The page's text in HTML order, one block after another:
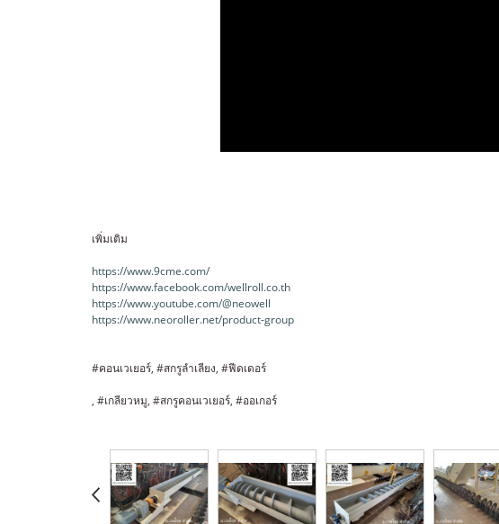
เพิ่มเติม
https://www.9cme.com/
https://www.facebook.com/wellroll.co.th
https://www.youtube.com/@neowell
https://www.neoroller.net/product-group
#คอนเวเยอร์, #สกรูลำเลียง, #ฟีดเดอร์
, #เกลียวหมู, #สกรูคอนเวเยอร์, #ออเกอร์